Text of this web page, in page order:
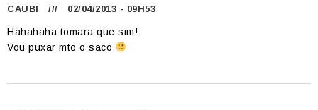
CAUBI /// 02/04/2013 - 09H53
Hahahaha tomara que sim!
Vou puxar mto o saco